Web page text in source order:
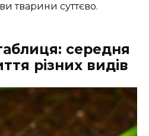
тварини суттєво.
середня
різних видів